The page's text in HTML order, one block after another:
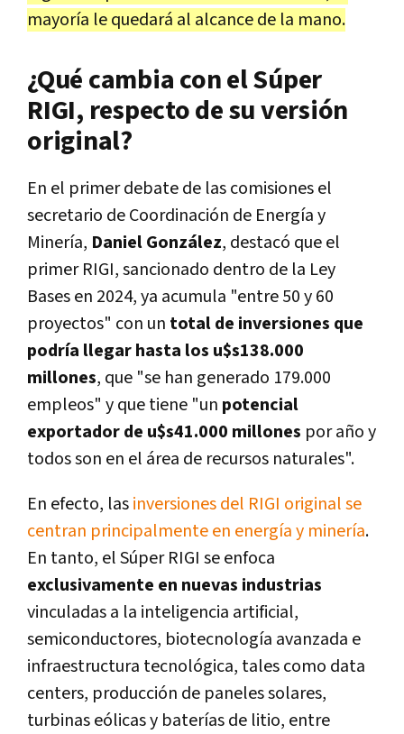
mayoría le quedará al alcance de la mano.
¿Qué cambia con el Súper
RIGI, respecto de su versión
original?
En el primer debate de las comisiones el
secretario de Coordinación de Energía y
Minería, Daniel González, destacó que el
primer RIGI, sancionado dentro de la Ley
Bases en 2024, ya acumula "entre 50 y 60
proyectos" con un total de inversiones que
podría llegar hasta los u$s138.000
millones, que "se han generado 179.000
empleos" y que tiene "un potencial
exportador de u$s41.000 millones por año y
todos son en el área de recursos naturales".
En efecto, lasinversiones del RIGI original se
centran principalmente en energía y minería.
En tanto, el Súper RIGI se enfoca
exclusivamente en nuevas industrias
vinculadas a la inteligencia artificial,
semiconductores, biotecnología avanzada e
infraestructura tecnológica, tales como data
centers, producción de paneles solares,
turbinas eólicas y baterías de litio, entre